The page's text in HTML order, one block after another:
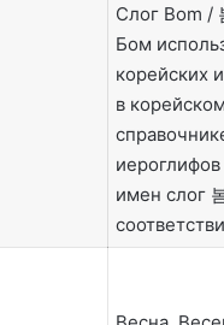
Слог Bom /
Бом
корейских
в корейском
имен слог